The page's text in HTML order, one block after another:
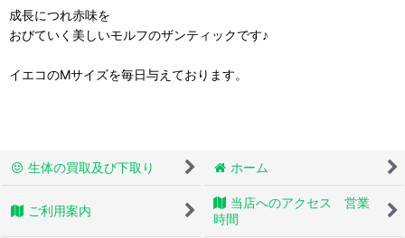
成長につれ赤味を
おびていく美しいモルフのザンティックです♪
イエコのMサイズを毎日与えております。
生体の買取及び下取り ホーム
ご利用案内
当店へのアクセス 営業
時間